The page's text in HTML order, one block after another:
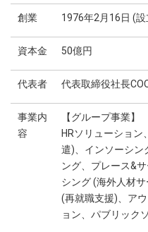
創業 1976年2月16日 (
資本金 50億円
代表者 代表取締役社長
事業内
容
【グループ事業】
HRソリューショ
遣)、インソーシン
ング、プレース&
シング (海外人材
(再就職支援)、ア
ョン、パブリック